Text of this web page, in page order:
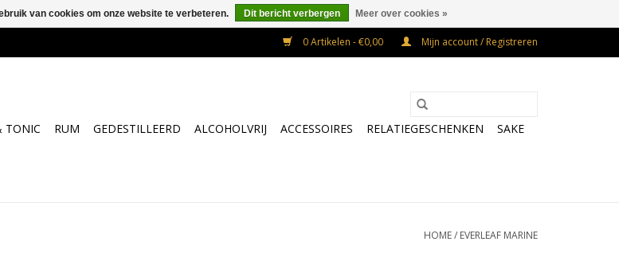
0 Artikelen - €0,00 Mijn account / Registreren
TONIC RUM GEDESTILLEERD ALCOHOLVRIJ ACCESSOIRES RELATIEGESCHENKEN
SAKE
HOME/ EVERLEAF MARINE
van cookies om onze website te verbeteren. Dit bericht verbergen Meer over cookies »